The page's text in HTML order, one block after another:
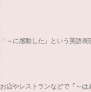
「～に感動した」という英語表
お店やレストランなどで「～は